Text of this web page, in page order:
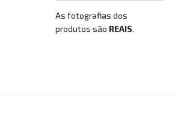
As fotografias dos
produtos são REAIS.